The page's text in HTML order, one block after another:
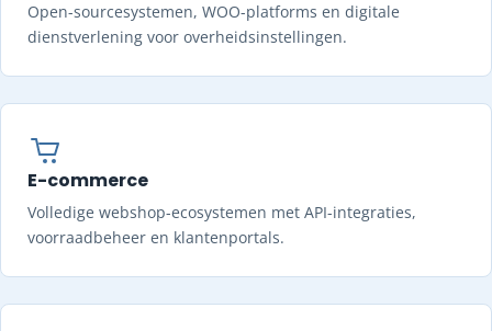
Open-sourcesystemen, WOO-platforms en digitale
dienstverlening voor overheidsinstellingen.
E-commerce
Volledige webshop-ecosystemen met API-integraties,
voorraadbeheer en klantenportals.